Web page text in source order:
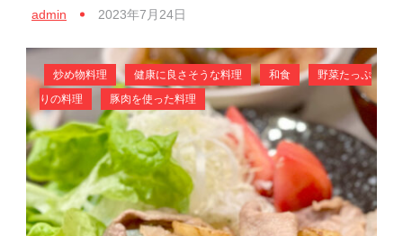
admin 2023年7月24日
炒め物料理 健康に良さそうな料理 和食
野菜たっぷ
りの料理
豚肉を使った料理